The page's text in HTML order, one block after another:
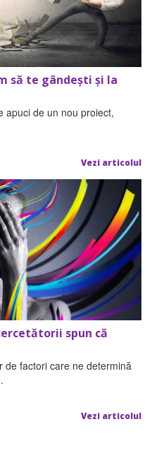
să te gândești și la
apuci de un nou proiect,
Vezi articolul
spun că
de factori care ne determină
Vezi articolul